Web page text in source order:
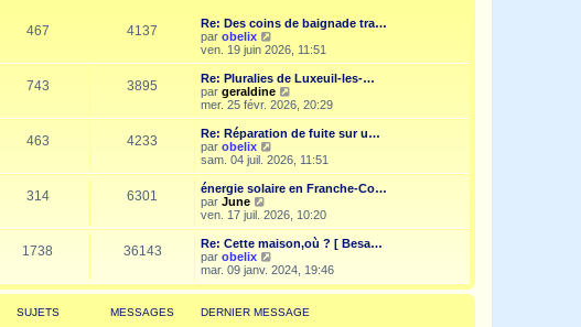
e
r
n
i
e
r
m
e
s
s
a
g
e
467 4137
Re: Des coins de baignade tra…
par obelix
o
i
r
l
e
r
n
i
r
e
s
s
g
e
ven. 19 juin 2026, 11:51
743 3895
Re: Pluralies de Luxeuil-les-…
par geraldine
o
i
r
e
d
r
n
i
r
e
s
a
mer. 25 févr. 2026, 20:29
463 4233
Re: Réparation de fuite sur u…
par obelix
o
i
r
e
e
r
n
i
e
m
sam. 04 juil. 2026, 11:51
314 6301
énergie solaire en Franche-Co…
par June
o
i
r
l
e
e
r
n
ven. 17 juil. 2026, 10:20
1738 36143
Re: Cette maison,où ? [ Besa…
par obelix
o
i
r
l
mar. 09 janv. 2024, 19:46
SUJETS MESSAGES DERNIER MESSAGE